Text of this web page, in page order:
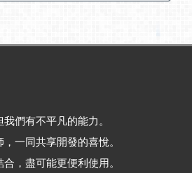
們有不平凡的能力。
一同共享開發的喜悅。
，盡可能更便利使用。